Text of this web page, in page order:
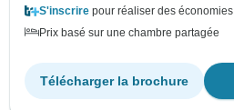
S'inscrire pour réaliser des économies
Prix basé sur une chambre partagée
Télécharger la brochure